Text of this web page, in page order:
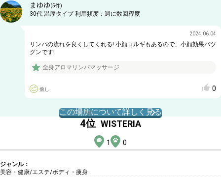
まゆゆ(5件)
30代 温厚タイプ利用頻度： 週に数回程度
2024.06.04
リンパの流れを良くしてくれる! 小顔コルギもあるので、小顔効果バツ
グンです!
全身アロマリンパマッサージ
癒し 0
この場所について詳しく見る
4位 WISTERIA
1 0
ジャンル：
美容・健康/エステ/ボディ・痩身